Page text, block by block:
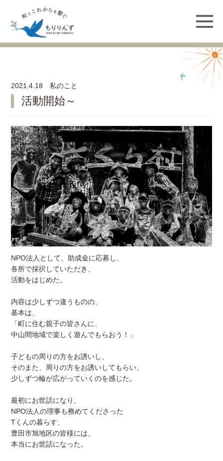
2021.4.18 私のこと
活動開始～
NPO法人として、助成金に応募し、
各所で採択していただき、
活動をはじめた。
内容は少しずつ違うものの、
基本は、
「町に住む親子の皆さんに、
中山間地域で楽しく遊んでもらおう！」
子どもの周りの方をお誘いし、
そのまた、周りの方をお誘いしてもらい、
少しずつ輪が広がっていくのを感じた。
最初にお世話になり、
NPO法人の理事も務めてくださった
Tくんの暮らす、
豊田市旭地区の皆様には、
本当にお世話になった。